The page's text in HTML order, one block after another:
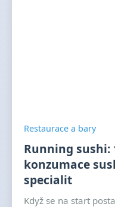
Restaurace a bary
Running sushi:
konzumace
specialit
Když se na start